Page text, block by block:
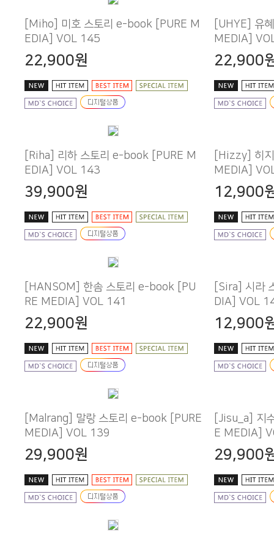
EDIA] VOL 145
22,900원
MEDIA]
22,900
EDIA] VOL 143
39,900원
MEDIA]
12,900
RE MEDIA] VOL 141
22,900원
DIA] VOL
12,900
MEDIA] VOL 139
29,900원
E MEDIA]
29,900